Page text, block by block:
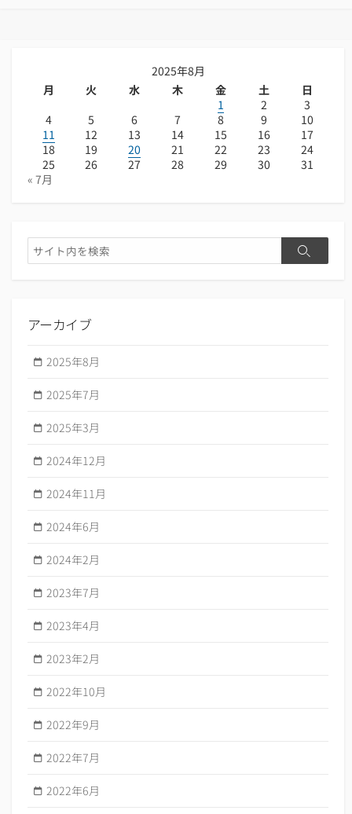
2025年8月
月
火 水 木 金 土
日
1
2
3
4
5 6 7 8 9
10
11
12 13 14 15 16
17
18
19 20 21 22 23
24
25
26 27 28 29 30
31
« 7月
検
索
検
アーカイブ
2025年8月
2025年7月
2025年3月
2024年12月
2024年11月
2024年6月
2024年2月
2023年7月
2023年4月
2023年2月
2022年10月
2022年9月
2022年7月
2022年6月